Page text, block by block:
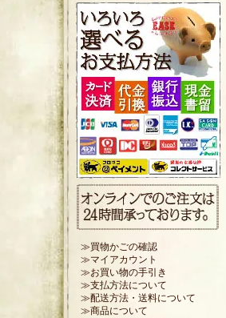
≫買物かごの確認
≫マイアカウント
≫お買い物の手引き
≫支払方法について
≫配送方法・送料について
≫商品について